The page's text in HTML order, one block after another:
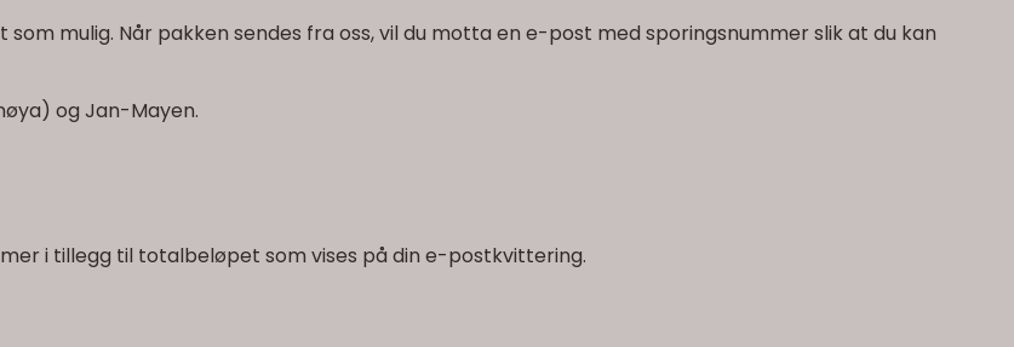
mulig. Når pakken sendes fra oss, vil du motta en e-post med sporingsnummer slik at du kan
og Jan-Mayen.
i tillegg til totalbeløpet som vises på din e-postkvittering.